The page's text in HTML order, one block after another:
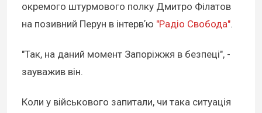
окремого штурмового полку Дмитро Філатов
на позивний Перун в інтервʼю "Радіо Свобода".
"Так, на даний момент Запоріжжя в безпеці", -
зауважив він.
Коли у військового запитали, чи така ситуація